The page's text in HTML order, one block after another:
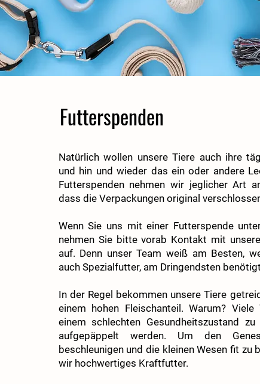
Futterspenden
Natürlich wollen unsere Tiere auch ihre
und hin und wieder das ein oder andere
Futterspenden nehmen wir jeglicher Art
dass die Verpackungen original
Wenn Sie uns mit einer Futterspende
nehmen Sie bitte vorab Kontakt mit
auf. Denn unser Team weiß am Besten,
auch Spezialfutter, am Dringendsten
In der Regel bekommen unsere Tiere
einem hohen Fleischanteil. Warum?
einem schlechten Gesundheitszustand
aufgepäppelt werden. Um den
beschleunigen und die kleinen Wesen fit zu
wir hochwertiges Kraftfutter.